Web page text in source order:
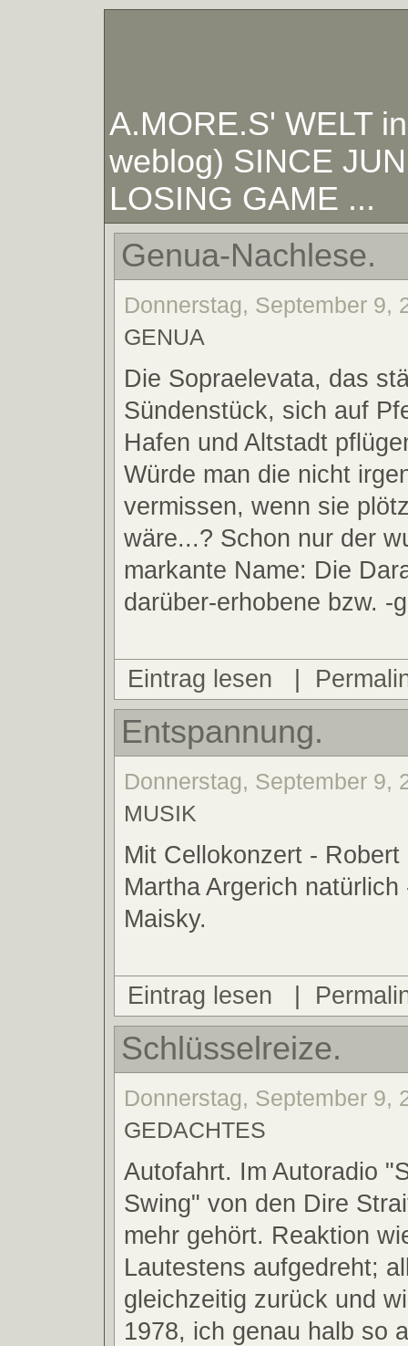
A.MORE.S' WELT
weblog) SINCE
LOSING GAME ...
Genua-Nachlese.
Donnerstag, September 9,
GENUA
Die Sopraelevata, das
Sündenstück, sich auf
Hafen und Altstadt
Würde man die nicht
vermissen, wenn sie
wäre...? Schon nur der
markante Name: Die
darüber-erhobene bzw. -
Eintrag lesen
Entspannung.
Donnerstag, September 9,
MUSIK
Mit Cellokonzert - Robert
Martha Argerich
Maisky.
Eintrag lesen
Schlüsselreize.
Donnerstag, September 9,
GEDACHTES
Autofahrt. Im Autoradio
Swing" von den Dire
mehr gehört. Reaktion
Lautestens aufgedreht;
gleichzeitig zurück und
1978, ich genau halb so